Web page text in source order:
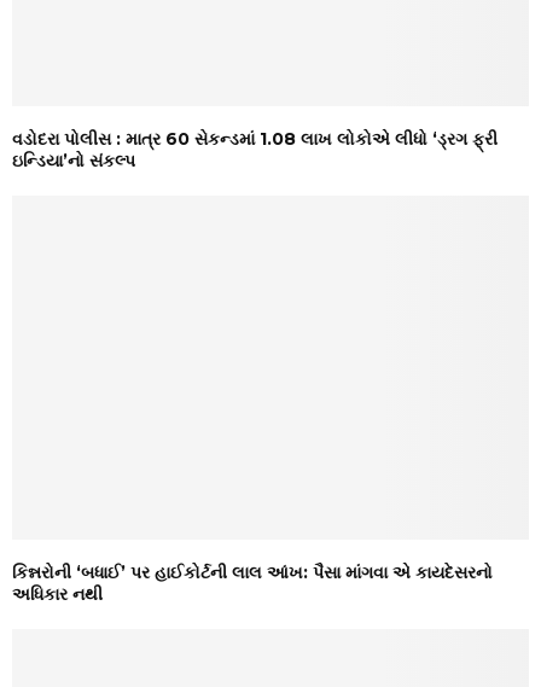
વડોદરા પોલીસ : માત્ર 60 સેકન્ડમાં 1.08 લાખ લોકોએ લીધો ‘ડ્રગ ફ્રી
ઇન્ડિયા’નો સંકલ્પ
કિન્નરોની ‘બધાઈ’ પર હાઈકોર્ટની લાલ આંખ: પૈસા માંગવા એ કાયદેસરનો
અધિકાર નથી